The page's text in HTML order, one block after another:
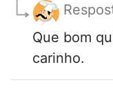
Que bom
carinho.